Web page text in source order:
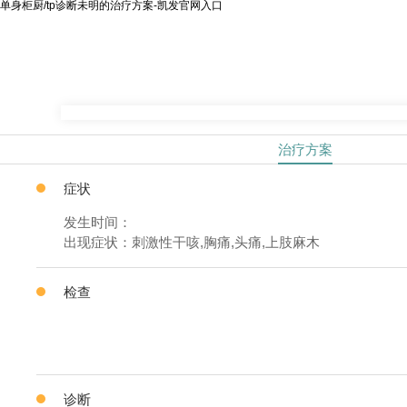
单身柜厨/tp诊断未明的治疗方案-凯发官网入口
治疗方案
症状
发生时间：
出现症状：刺激性干咳,胸痛,头痛,上肢麻木
检查
诊断